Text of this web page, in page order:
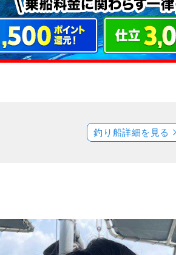
釣り船詳細を見る